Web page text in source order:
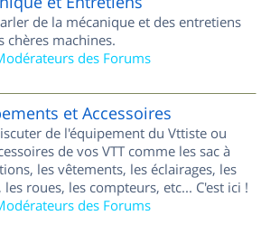
de la mécanique et des entretiens
chères machines.
des Forums
et Accessoires
de l'équipement du Vttiste ou
de vos VTT comme les sac à
les vêtements, les éclairages, les
roues, les compteurs, etc... C'est ici !
des Forums